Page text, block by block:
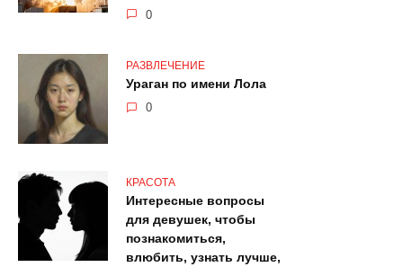
0
РАЗВЛЕЧЕНИЕ
Ураган по имени Лола
0
КРАСОТА
Интересные вопросы
для девушек, чтобы
познакомиться,
влюбить, узнать лучше,